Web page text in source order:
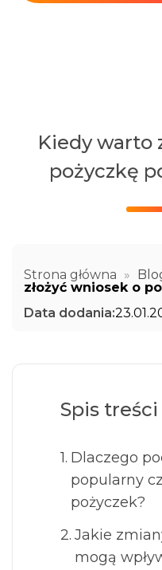
Kiedy warto
pożyczkę
Strona główna »
złożyć wniosek o
Data dodania:
Spis treści
Dlaczego
popularny
pożyczek?
Jakie
mogą